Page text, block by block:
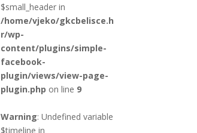
$small_header in
/home/vjeko/gkcbelisce.h
r/wp-
content/plugins/simple-
facebook-
plugin/views/view-page-
plugin.php on line 9
Warning: Undefined variable
$timeline in